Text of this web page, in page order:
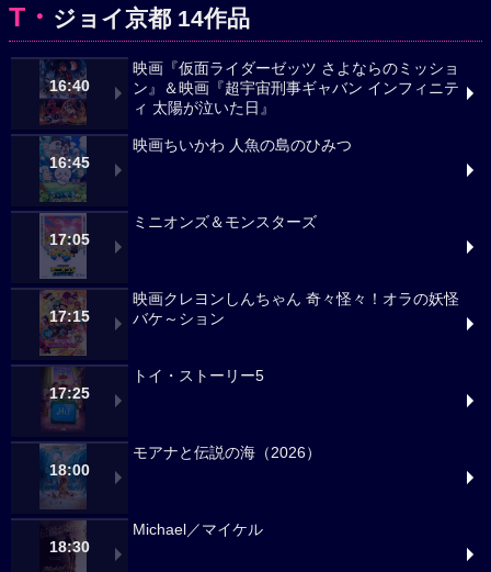
T・ ジョイ京都 14作品
16:40
映画『仮面ライダーゼッツ さよならのミッショ
ン』＆映画『超宇宙刑事ギャバン インフィニテ
ィ 太陽が泣いた日』
16:45
映画ちいかわ 人魚の島のひみつ
17:05
ミニオンズ＆モンスターズ
17:15
映画クレヨンしんちゃん 奇々怪々！オラの妖怪
バケ～ション
17:25
トイ・ストーリー5
18:00
モアナと伝説の海（2026）
18:30
Michael／マイケル